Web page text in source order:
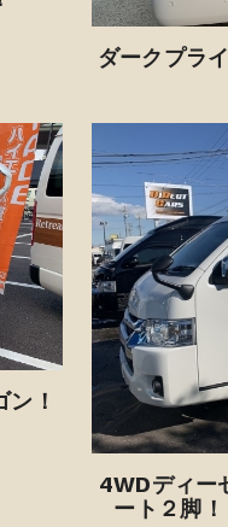
ダークプラ
！
4WDディー
ート２脚